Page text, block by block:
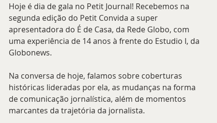
Hoje é dia de gala no Petit Journal! Recebemos na
segunda edição do Petit Convida a super
apresentadora do É de Casa, da Rede Globo, com
uma experiência de 14 anos à frente do Estudio I, da
Globonews.
Na conversa de hoje, falamos sobre coberturas
históricas lideradas por ela, as mudanças na forma
de comunicação jornalística, além de momentos
marcantes da trajetória da jornalista.